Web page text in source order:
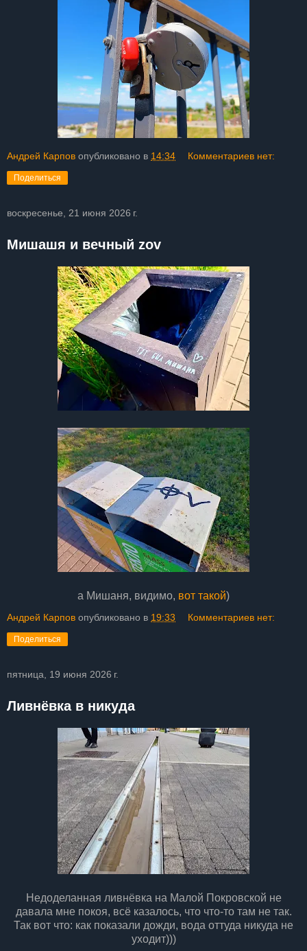
Андрей Карпов опубликовано в 14:34 Комментариев нет:
Поделиться
воскресенье, 21 июня 2026 г.
Мишашя и вечный zov
а Мишаня, видимо, вот такой)
Андрей Карпов опубликовано в 19:33 Комментариев нет:
Поделиться
пятница, 19 июня 2026 г.
Ливнёвка в никуда
Недоделанная ливнёвка на Малой Покровской не
давала мне покоя, всё казалось, что что-то там не так.
Так вот что: как показали дожди, вода оттуда никуда не
уходит)))